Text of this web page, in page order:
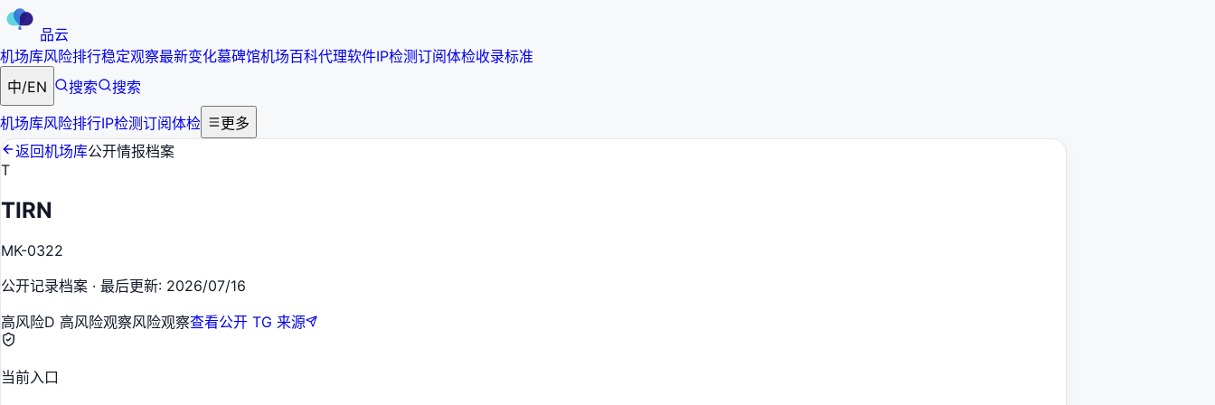
品云
机场库风险排行稳定观察最新变化墓碑馆机场百科代理软件IP检测订阅体检收录标准
中/EN 搜索
搜索
机场库风险排行IP检测订阅体检
更多
返回机场库公开情报档案
T
TIRN
MK-0322
公开记录档案 · 最后更新: 2026/07/16
高风险D 高风险观察风险观察查看公开 TG 来源
当前入口